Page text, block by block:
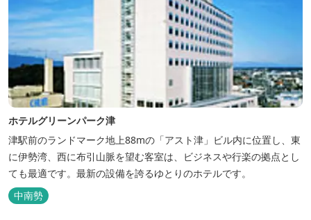
ホテルグリーンパーク津
津駅前のランドマーク地上88mの「アスト津」ビル内に位置し、東
に伊勢湾、西に布引山脈を望む客室は、ビジネスや行楽の拠点とし
ても最適です。最新の設備を誇るゆとりのホテルです。
中南勢